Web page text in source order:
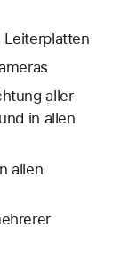
aller
in allen
allen